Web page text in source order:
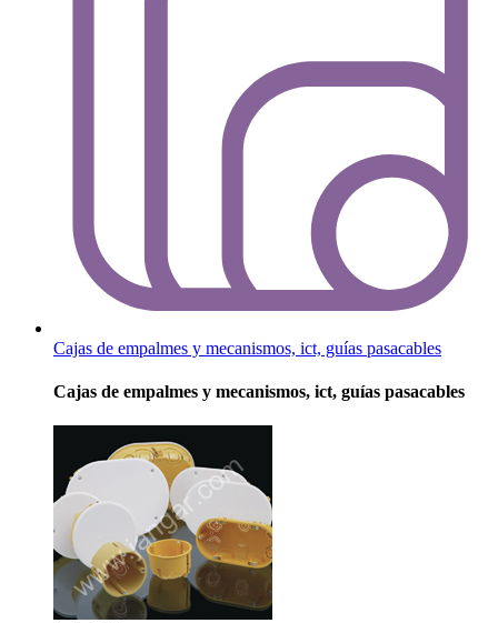
Cajas de empalmes y mecanismos, ict, guías pasacables
Cajas de empalmes y mecanismos, ict, guías pasacables